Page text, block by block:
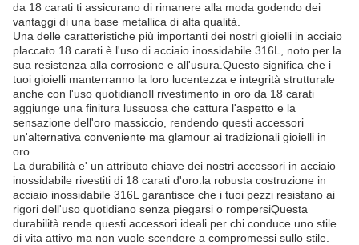
da 18 carati ti assicurano di rimanere alla moda godendo dei
vantaggi di una base metallica di alta qualità.
Una delle caratteristiche più importanti dei nostri gioielli in acciaio
placcato 18 carati è l'uso di acciaio inossidabile 316L, noto per la
sua resistenza alla corrosione e all'usura.Questo significa che i
tuoi gioielli manterranno la loro lucentezza e integrità strutturale
anche con l'uso quotidianoIl rivestimento in oro da 18 carati
aggiunge una finitura lussuosa che cattura l'aspetto e la
sensazione dell'oro massiccio, rendendo questi accessori
un'alternativa conveniente ma glamour ai tradizionali gioielli in
oro.
La durabilità e' un attributo chiave dei nostri accessori in acciaio
inossidabile rivestiti di 18 carati d'oro.la robusta costruzione in
acciaio inossidabile 316L garantisce che i tuoi pezzi resistano ai
rigori dell'uso quotidiano senza piegarsi o rompersiQuesta
durabilità rende questi accessori ideali per chi conduce uno stile
di vita attivo ma non vuole scendere a compromessi sullo stile.